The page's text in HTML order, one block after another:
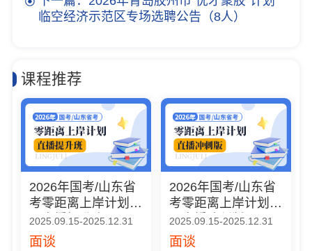
临空经济示范区专场选聘公告（8人）
课程推荐
2026年国考/山东省
考零距离上岸计划
（直播提升班）
2025.09.15-2025.12.31
面谈
2026年国考/山东省
考零距离上岸计划
（直播冲刺版）
2025.09.15-2025.12.31
面谈